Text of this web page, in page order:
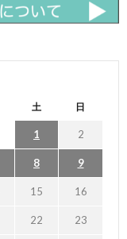
土 日
1 2
8 9
15 16
22 23